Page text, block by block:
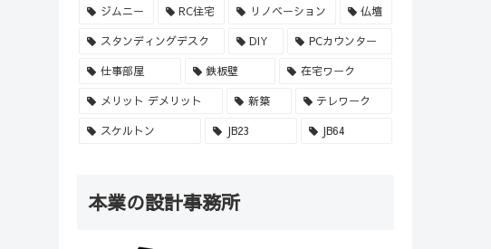
ジムニー RC住宅 リノベーション 仏壇
スタンディングデスク DIY PCカウンター
仕事部屋 鉄板壁 在宅ワーク
メリット デメリット 新築 テレワーク
スケルトン JB23 JB64
本業の設計事務所